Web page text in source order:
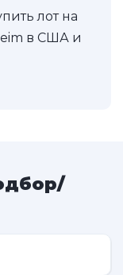
лот на
в США и